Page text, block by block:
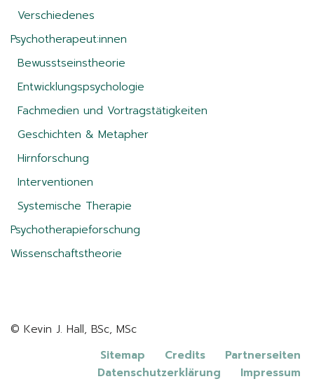
Verschiedenes
Psychotherapeut:innen
Bewusstseinstheorie
Entwicklungspsychologie
Fachmedien und Vortragstätigkeiten
Geschichten & Metapher
Hirnforschung
Interventionen
Systemische Therapie
Psychotherapieforschung
Wissenschaftstheorie
© Kevin J. Hall, BSc, MSc
Sitemap
Credits
Partnerseiten
Datenschutzerklärung
Impressum